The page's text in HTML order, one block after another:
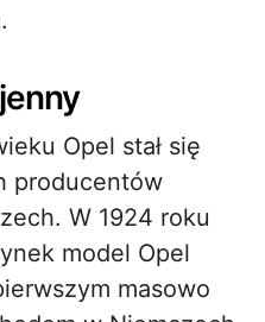
Opel stał się
producentów
W 1924 roku
model Opel
masowo